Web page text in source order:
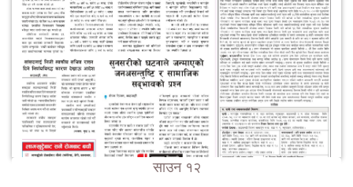
साउन १२